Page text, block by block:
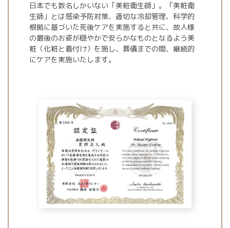
日本でも数名しかいない「美粧衛生師」。「美粧衛
生師」とは感染予防対策、適切な冷却管理、科学的
根拠に基づいた死後ケアを実施すると共に、故人様
の最後のお姿が穏やかで安らかなものとなるよう美
粧（化粧と着付け）を施し、葬儀までの間、継続的
にケアを実施いたします。